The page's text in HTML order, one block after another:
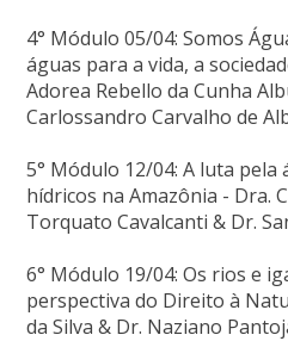
4° Módulo 05/04: Somos
águas para a vida, a
Adorea Rebello da Cunha
Carlossandro Carvalho de
5° Módulo 12/04: A luta pela
hídricos na Amazônia - Dra.
Torquato Cavalcanti & Dr.
6° Módulo 19/04: Os rios e
perspectiva do Direito à
da Silva & Dr. Naziano